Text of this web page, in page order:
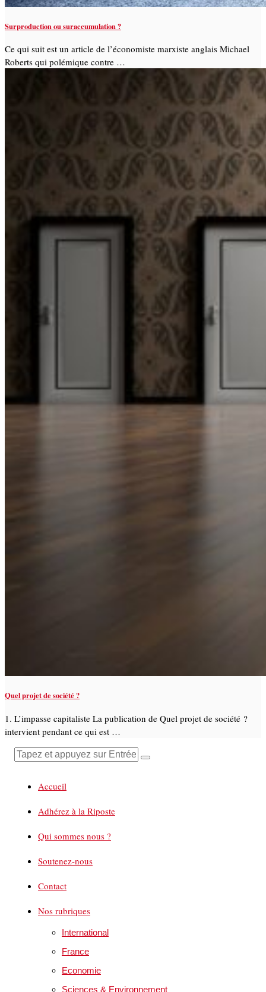
Surproduction ou suraccumulation ?
Ce qui suit est un article de l’économiste marxiste anglais Michael
Roberts qui polémique contre …
Quel projet de société ?
1. L’impasse capitaliste La publication de Quel projet de société ?
intervient pendant ce qui est …
Accueil
Adhérez à la Riposte
Qui sommes nous ?
Soutenez-nous
Contact
Nos rubriques
International
France
Economie
Sciences & Environnement